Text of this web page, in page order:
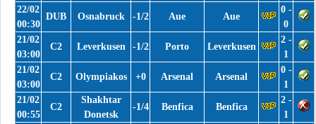
22/02
00:30
DUB Osnabruck -1/2 Aue Aue
0 -
0
21/02
03:00
C2 Leverkusen -1/2 Porto Leverkusen
2 -
1
21/02
03:00
C2 Olympiakos +0 Arsenal Arsenal
0 -
1
21/02
00:55
C2
Shakhtar
Donetsk
-1/4 Benfica Benfica
2 -
1